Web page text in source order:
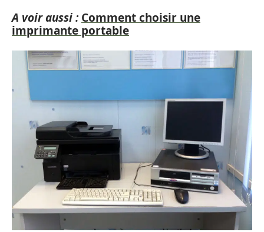
A voir aussi : Comment choisir une
imprimante portable